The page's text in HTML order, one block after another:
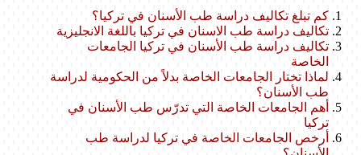
كم تبلغ تكاليف دراسة طب الأسنان في تركيا؟
تكاليف دراسة طب الاسنان في تركيا باللغة الانجليزية
تكاليف دراسة طب الأسنان في تركيا الجامعات
الخاصة
لماذا تختار الجامعات الخاصة بدلاً من الحكومية لدراسة
طب الأسنان؟
أهم الجامعات الخاصة التي تدرّس طب الأسنان في
تركيا
أرخص الجامعات الخاصة في تركيا لدراسة طب